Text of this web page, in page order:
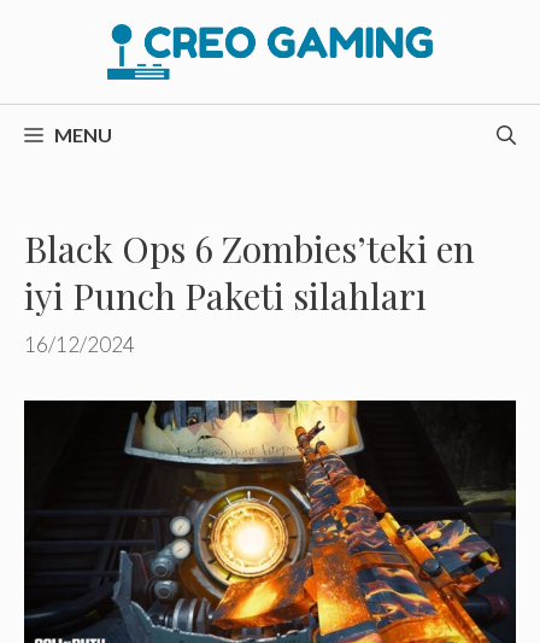
MENU
Black Ops 6 Zombies’teki en
iyi Punch Paketi silahları
16/12/2024